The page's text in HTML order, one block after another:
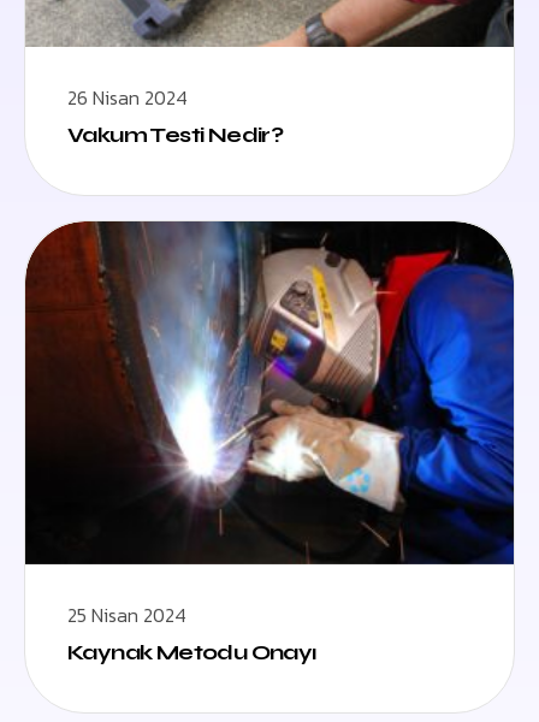
26 Nisan 2024
Vakum Testi Nedir?
25 Nisan 2024
Kaynak Metodu Onayı